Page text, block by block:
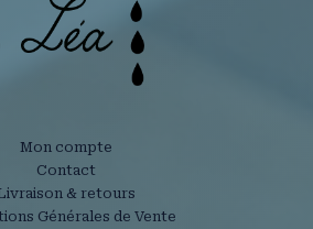
Mon compte
Contact
& retours
Générales de Vente